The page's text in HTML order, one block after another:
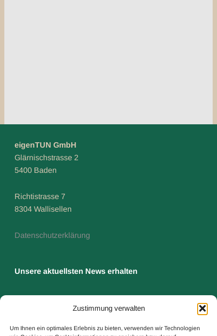
Zustimmung verwalten
Um Ihnen ein optimales Erlebnis zu bieten, verwenden wir Technologien
eigenTUN GmbH
Glärnischstrasse 2
5400 Baden
Richtistrasse 7
8304 Wallisellen
Datenschutzerklärung
Unsere aktuellsten News erhalten
Vorname: